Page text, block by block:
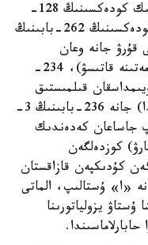
- 5 - تامىزدا قىلمىستىق- پروتسەستىك كودەكسىنىڭ 128-
132-باپتارىنا سايكەس، قىلمىستىق كودەكسىنىڭ 262-بابىنىڭ
قۇرۋ جانە وعان
باسشىلىق ەتۋ، سونداي-اق ونىڭ قىزمەتىنە قاتىسۋ)، 234-
(ۇيىمداسقان قىلمىستىق
توپ جاساعان ەكونوميكالىق كونتراباندا) جانە 236-بابىنىڭ 3-
جاساعان كەدەندىك
كوزدەلگەن
كۇدىكپەن قازاقستان
«ا» ۇستالىپ، الماتى
ۇستاۋ يزولياتورىنا